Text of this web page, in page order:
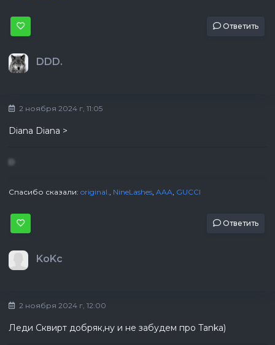
Ответить
DDD.
2 ноября 2024 г, 11:05
Diana Diana >
D
Спасибо сказали: original. NineLashes AAA GUCCI
Ответить
KoKc
2 ноября 2024 г, 12:00
Леди Сквирт добряк,ну и не забудем про Tanka)